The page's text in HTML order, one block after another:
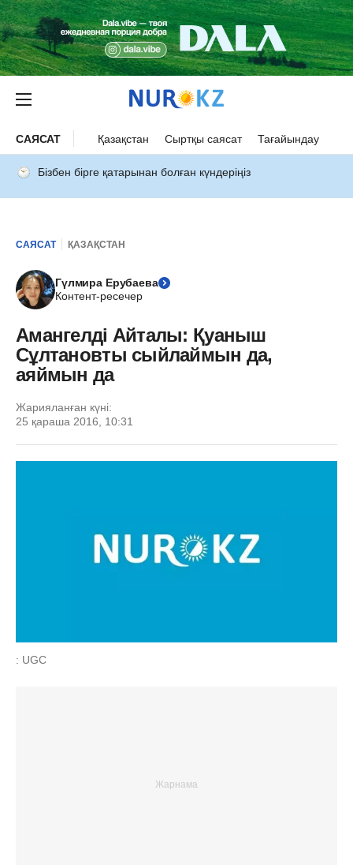
САЯСАТ Қазақстан Сыртқы саясат Тағайындау
Бізбен бірге қатарынан болған күндеріңіз
САЯСАТ ҚАЗАҚСТАН
Гүлмира Ерубаева
Контент-ресечер
Амангелді Айталы: Қуаныш
Сұлтановты сыйлаймын да,
аяймын да
Жарияланған күні:
25 қараша 2016, 10:31
: UGC